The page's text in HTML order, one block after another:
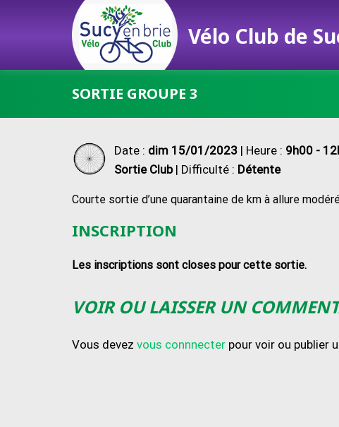
Vélo Club de
SORTIE GROUPE 3
Date : dim 15/01/2023 | Heure : 9h00 -
Sortie Club| Difficulté : Détente
Courte sortie d’une quarantaine de km à allure
INSCRIPTION
Les inscriptions sont closes pour cette sortie.
VOIR OU LAISSER UN
Vous devez vous connnecter pour voir ou publier